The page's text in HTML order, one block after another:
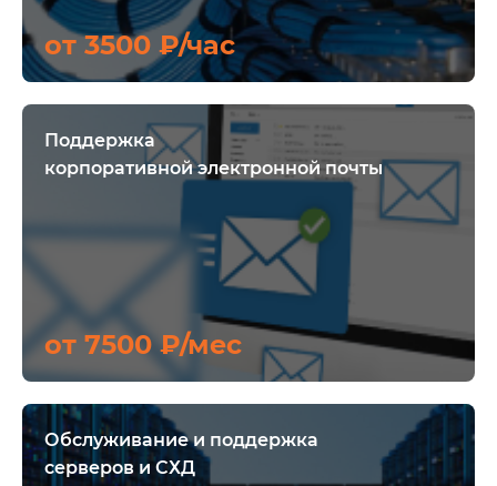
от 3500 ₽/час
Поддержка
корпоративной электронной почты
от 7500 ₽/мес
Обслуживание и поддержка
серверов и СХД